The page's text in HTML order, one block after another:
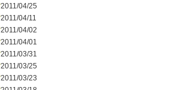
2011/04/25
2011/04/11
2011/04/02
2011/04/01
2011/03/31
2011/03/25
2011/03/23